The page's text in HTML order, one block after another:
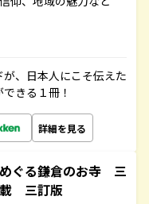
、日本人にこそ伝えた
きる１冊！
詳細を見る
ぐる鎌倉のお寺 三
載 三訂版